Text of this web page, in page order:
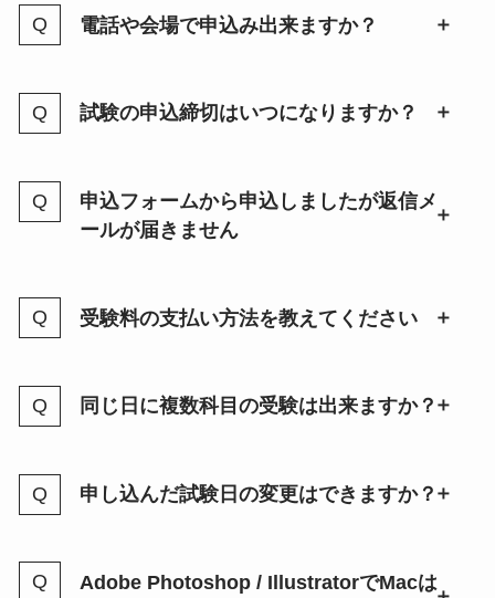
電話や会場で申込み出来ますか？
試験の申込締切はいつになりますか？
申込フォームから申込しましたが返信メ
ールが届きません
受験料の支払い方法を教えてください
同じ日に複数科目の受験は出来ますか？
申し込んだ試験日の変更はできますか？
Adobe Photoshop / IllustratorでMacは